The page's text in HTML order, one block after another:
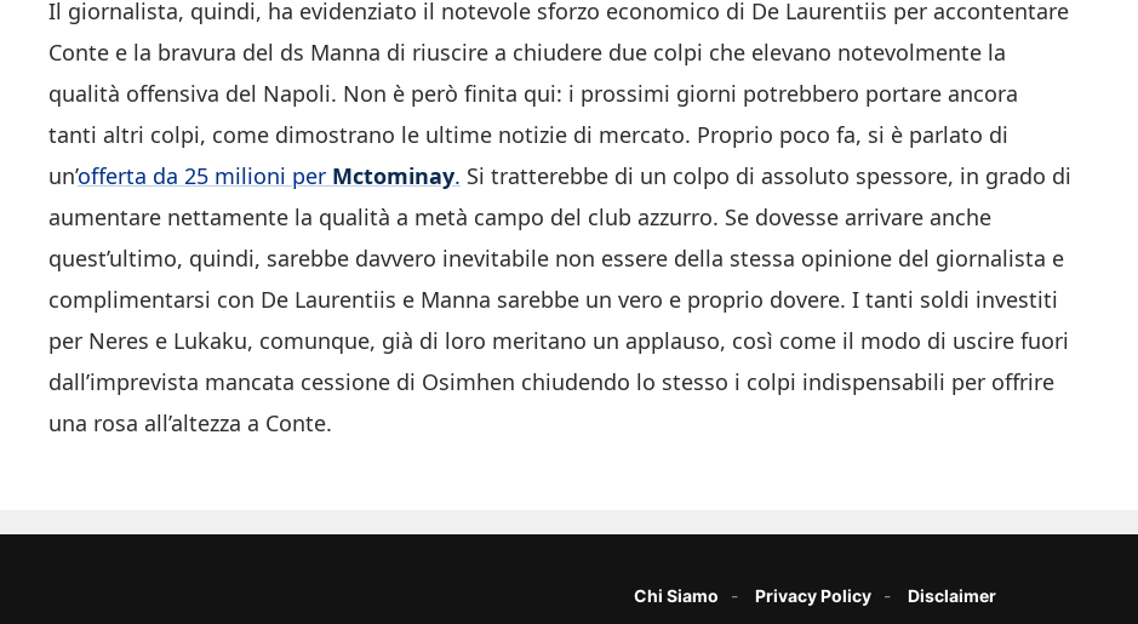
Il giornalista, quindi, ha evidenziato il notevole sforzo economico di De Laurentiis per accontentare
Conte e la bravura del ds Manna di riuscire a chiudere due colpi che elevano notevolmente la
qualità offensiva del Napoli. Non è però finita qui: i prossimi giorni potrebbero portare ancora
tanti altri colpi, come dimostrano le ultime notizie di mercato. Proprio poco fa, si è parlato di
un’offerta da 25 milioni per Mctominay. Si tratterebbe di un colpo di assoluto spessore, in grado di
aumentare nettamente la qualità a metà campo del club azzurro. Se dovesse arrivare anche
quest’ultimo, quindi, sarebbe davvero inevitabile non essere della stessa opinione del giornalista e
complimentarsi con De Laurentiis e Manna sarebbe un vero e proprio dovere. I tanti soldi investiti
per Neres e Lukaku, comunque, già di loro meritano un applauso, così come il modo di uscire fuori
dall’imprevista mancata cessione di Osimhen chiudendo lo stesso i colpi indispensabili per offrire
una rosa all’altezza a Conte.
Chi Siamo Privacy Policy Disclaimer